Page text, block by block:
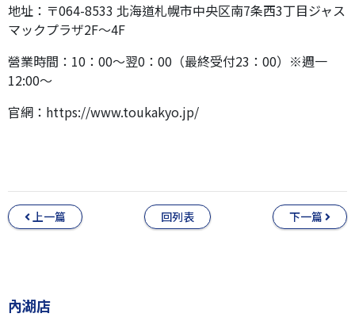
地址：〒064-8533 北海道札幌市中央区南7条西3丁目ジャス
マックプラザ2F～4F
營業時間：10：00～翌0：00（最終受付23：00）※週一
12:00〜
官網：https://www.toukakyo.jp/
上一篇 回列表 下一篇
內湖店